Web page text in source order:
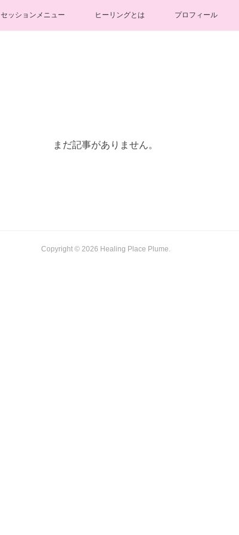
セッションメニュー ヒーリングとは プロフィール
まだ記事がありません。
Copyright © 2026 Healing Place Plume.